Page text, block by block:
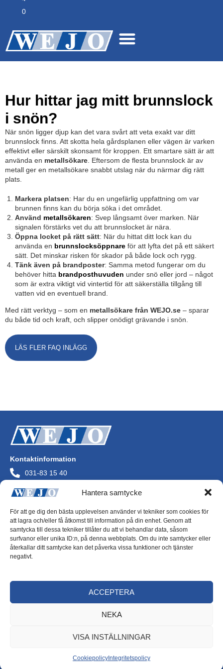
Hantera samtycke
För att ge dig den bästa upplevelsen använder vi tekniker som cookies för
att lagra och/eller få åtkomst till information på din enhet. Genom att
samtycka till dessa tekniker tillåter du att vi behandlar data, såsom
surfvanor eller unika ID:n, på denna webbplats. Om du inte samtycker eller
återkallar ditt samtycke kan det påverka vissa funktioner och tjänster
negativt.
ACCEPTERA
NEKA
VISA INSTÄLLNINGAR
Cookiepolicy Integritetspolicy
0
Hur hittar jag mitt brunnslock
i snön?
När snön ligger djup kan det vara svårt att veta exakt var ditt
brunnslock finns. Att skotta hela gårdsplanen eller vägen är varken
effektivt eller särskilt skonsamt för kroppen. Ett smartare sätt är att
använda en metallsökare . Eftersom de flesta brunnslock är av
metall ger en metallsökare snabbt utslag när du närmar dig rätt
plats.
Markera platsen: Har du en ungefärlig uppfattning om var
brunnen finns kan du börja söka i det området.
Använd metallsökaren: Svep långsamt över marken. När
signalen förstärks vet du att brunnslocket är nära.
Öppna locket på rätt sätt: När du hittat ditt lock kan du
använda en brunnslocksöppnare för att lyfta det på ett säkert
sätt. Det minskar risken för skador på både lock och rygg.
Tänk även på brandposter: Samma metod fungerar om du
behöver hitta brandposthuvuden under snö eller jord – något
som är extra viktigt vid vintertid för att säkerställa tillgång till
vatten vid en eventuell brand.
Med rätt verktyg – som en metallsökare från WEJO.se – sparar
du både tid och kraft, och slipper onödigt grävande i snön.
LÄS FLER FAQ INLÄGG
Kontaktinformation
031-83 15 40
info@wejo.se
Askims Verkstadsväg
436 34 Askim
Org.nr 556072-0244
Integritetspolicy
Cookiepolicy
Copyright © Alla rättigheter förbehållna Wejo AB 2026